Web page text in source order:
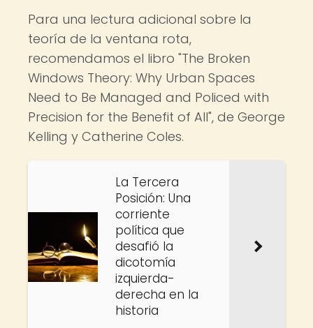
Para una lectura adicional sobre la
teoría de la ventana rota,
recomendamos el libro "The Broken
Windows Theory: Why Urban Spaces
Need to Be Managed and Policed with
Precision for the Benefit of All", de George
Kelling y Catherine Coles.
La Tercera
Posición: Una
corriente
política que
desafió la
dicotomía
izquierda-
derecha en la
historia